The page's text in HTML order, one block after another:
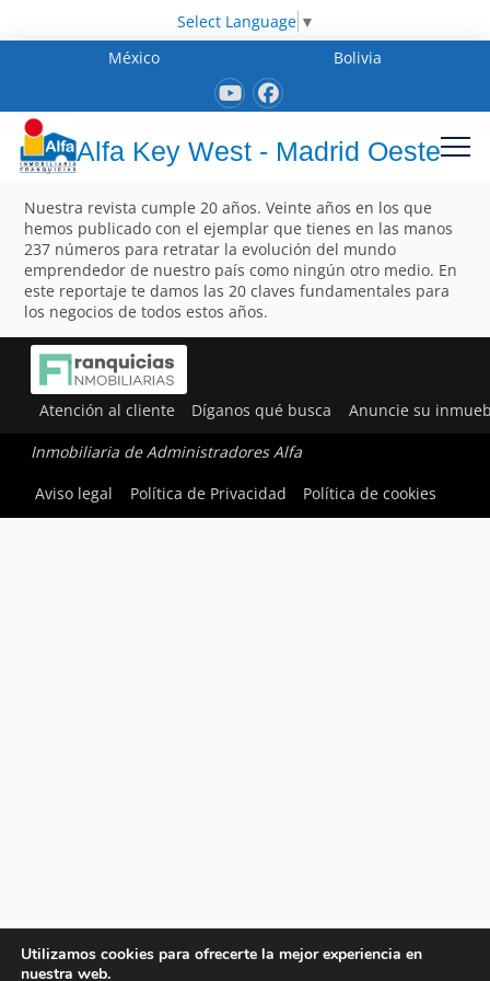
Select Language ▼
México
Bolivia
Alfa Key West - Madrid Oeste
Nuestra revista cumple 20 años. Veinte años en los que
hemos publicado con el ejemplar que tienes en las manos
237 números para retratar la evolución del mundo
emprendedor de nuestro país como ningún otro medio. En
este reportaje te damos las 20 claves fundamentales para
los negocios de todos estos años.
Atención al cliente Díganos qué busca Anuncie su
Inmobiliaria de Administradores Alfa
Aviso legal
Política de Privacidad Política de cookies
Utilizamos cookies para ofrecerte la mejor experiencia en
nuestra web.